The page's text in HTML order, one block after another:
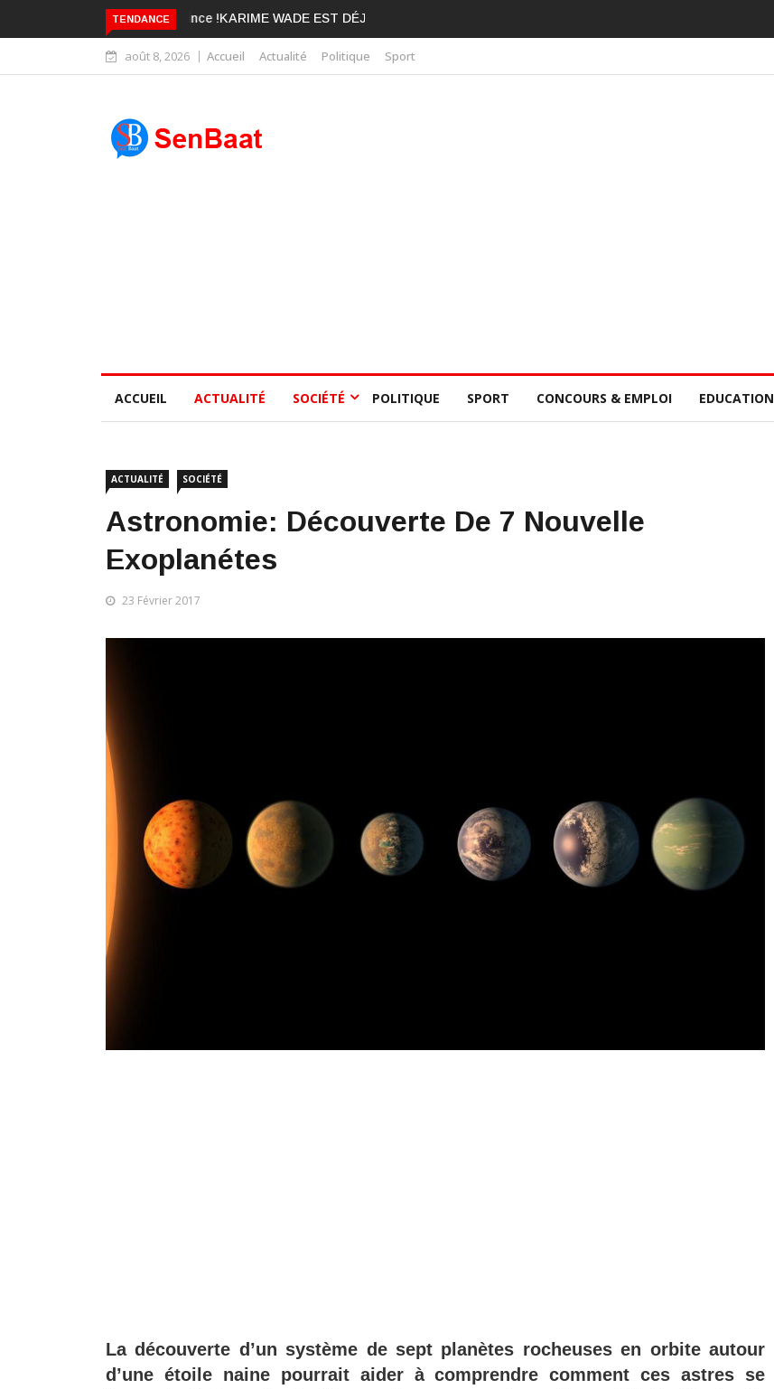
TENDANCE KARIME WADE EST DÉJÀ BLANCHI PAR LA CONSCIENCE COLLECTIVE DES SÉNÉGALAIS
août 8, 2026 Accueil Actualité Politique Sport
ACCUEIL ACTUALITÉ SOCIÉTÉ POLITIQUE SPORT CONCOURS & EMPLOI EDUCATION
ACTUALITÉ SOCIÉTÉ
Astronomie: Découverte De 7 Nouvelle
Exoplanétes
23 Février 2017
La découverte d’un système de sept planètes rocheuses en orbite autour
d’une étoile naine pourrait aider à comprendre comment ces astres se